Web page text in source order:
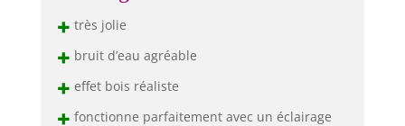
+ très jolie
+ bruit d’eau agréable
+ effet bois réaliste
+ fonctionne parfaitement avec un éclairage